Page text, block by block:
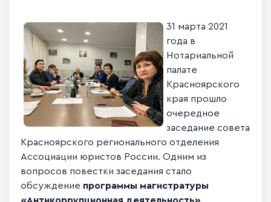
31 марта 2021
года в
Нотариальной
палате
Красноярского
края прошло
очередное
заседание совета
Красноярского регионального отделения
Ассоциации юристов России. Одним из
вопросов повестки заседания стало
обсуждение программы магистратуры
«Антикоррупционная деятельность»